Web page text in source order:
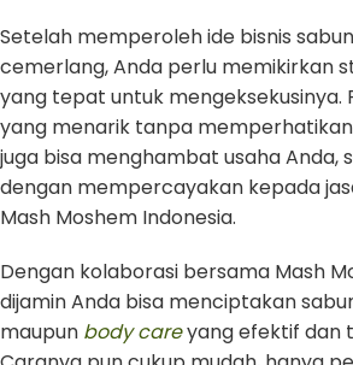
Setelah memperoleh ide bisnis
cemerlang, Anda perlu memikirkan
yang tepat untuk mengeksekusinya.
yang menarik tanpa
juga bisa menghambat usaha Anda,
dengan mempercayakan kepada
Mash Moshem Indonesia.
Dengan kolaborasi bersama Mash
dijamin Anda bisa menciptakan
maupun body careyang efektif dan